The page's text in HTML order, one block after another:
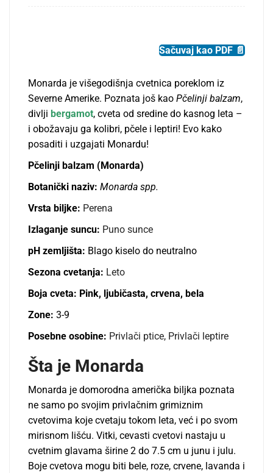
Sačuvaj kao PDF 📄
Monarda je višegodišnja cvetnica poreklom iz
Severne Amerike. Poznata još kao Pčelinji balzam,
divlјi bergamot, cveta od sredine do kasnog leta –
i obožavaju ga kolibri, pčele i leptiri! Evo kako
posaditi i uzgajati Monardu!
Pčelinji balzam (Monarda)
Botanički naziv: Monarda spp.
Vrsta bilјke: Perena
Izlaganje suncu: Puno sunce
pH zemlјišta: Blago kiselo do neutralno
Sezona cvetanja: Leto
Boja cveta: Pink, ljubičasta, crvena, bela
Zone: 3-9
Posebne osobine: Privlači ptice, Privlači leptire
Šta je Monarda
Monarda je domorodna američka bilјka poznata
ne samo po svojim privlačnim grimiznim
cvetovima koje cvetaju tokom leta, već i po svom
mirisnom lišću. Vitki, cevasti cvetovi nastaju u
cvetnim glavama širine 2 do 7.5 cm u junu i julu.
Boje cvetova mogu biti bele, roze, crvene, lavanda i